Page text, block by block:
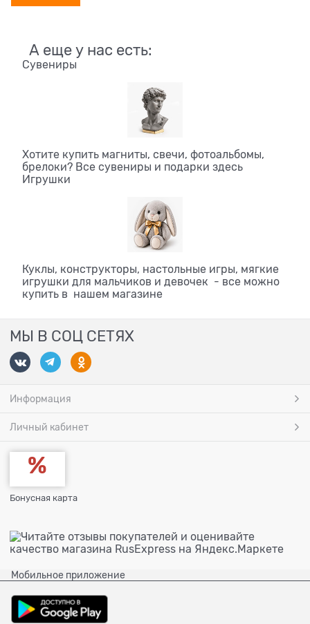
А еще у нас есть:
Сувениры
Хотите купить магниты, свечи, фотоальбомы,
брелоки? Все сувениры и подарки здесь
Игрушки
Куклы, конструкторы, настольные игры, мягкие
игрушки для мальчиков и девочек - все можно
купить в нашем магазине
МЫ В СОЦ СЕТЯХ
Информация
Личный кабинет
Бонусная карта
Мобильное приложение